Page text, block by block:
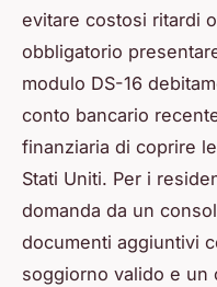
evitare costosi ritardi
obbligatorio
modulo DS-16
conto bancario
finanziaria di coprire
Stati Uniti. Per i
domanda da un
documenti aggiuntivi
soggiorno valido e un